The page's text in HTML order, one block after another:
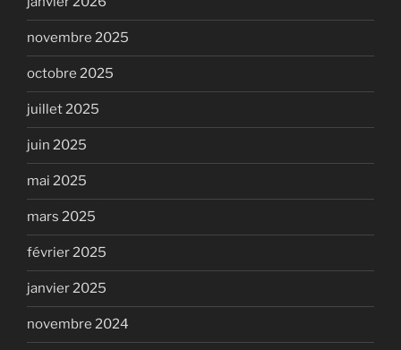
novembre 2025
octobre 2025
juillet 2025
juin 2025
mai 2025
mars 2025
février 2025
janvier 2025
novembre 2024